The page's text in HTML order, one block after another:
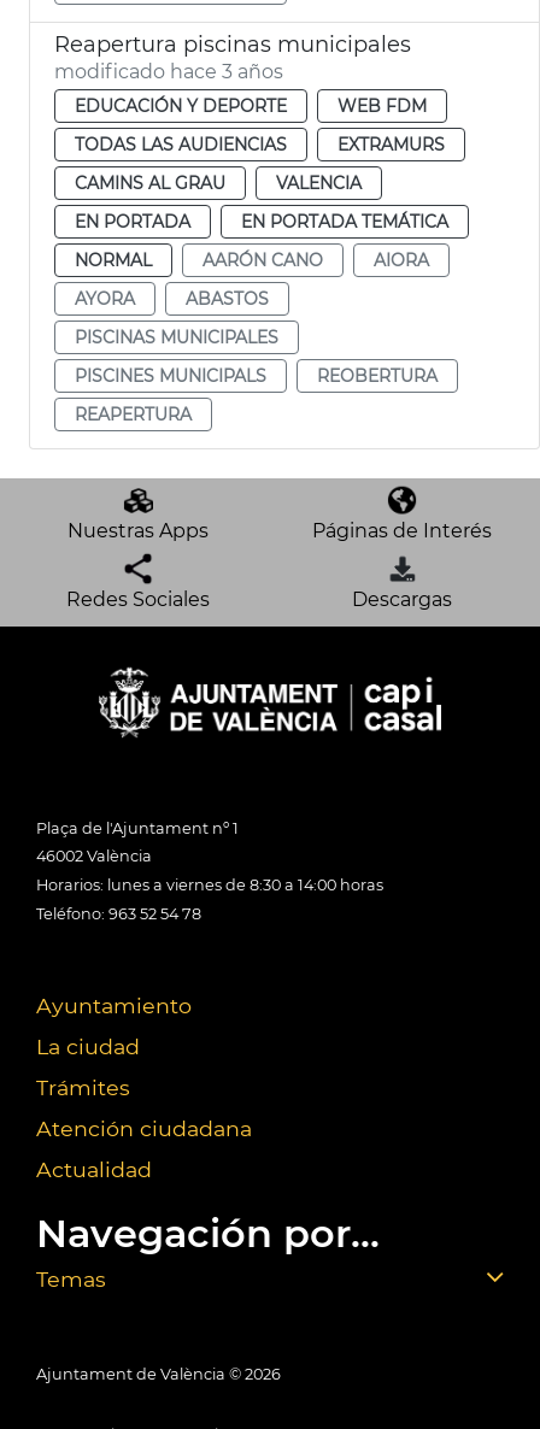
Reapertura piscinas municipales
modificado hace 3 años
EDUCACIÓN Y DEPORTE
WEB FDM
TODAS LAS AUDIENCIAS
EXTRAMURS
CAMINS AL GRAU
VALENCIA
EN PORTADA
EN PORTADA TEMÁTICA
NORMAL
AARÓN CANO
AIORA
AYORA
ABASTOS
PISCINAS MUNICIPALES
PISCINES MUNICIPALS
REOBERTURA
REAPERTURA
Nuestras Apps Páginas de Interés
Redes Sociales Descargas
Plaça de l'Ajuntament nº 1
46002 València
Horarios: lunes a viernes de 8:30 a 14:00 horas
Teléfono: 963 52 54 78
Ayuntamiento
La ciudad
Trámites
Atención ciudadana
Actualidad
Navegación por...
Temas
Ajuntament de València © 2026